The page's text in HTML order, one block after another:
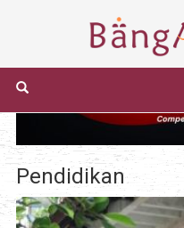
Pendidikan